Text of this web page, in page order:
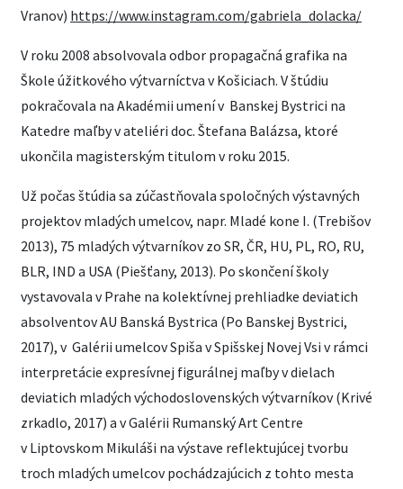
Vranov) https://www.instagram.com/gabriela_dolacka/
V roku 2008 absolvovala odbor propagačná grafika na
Škole úžitkového výtvarníctva v Košiciach. V štúdiu
pokračovala na Akadémii umení v Banskej Bystrici na
Katedre maľby v ateliéri doc. Štefana Balázsa, ktoré
ukončila magisterským titulom v roku 2015.
Už počas štúdia sa zúčastňovala spoločných výstavných
projektov mladých umelcov, napr. Mladé kone I. (Trebišov
2013), 75 mladých výtvarníkov zo SR, ČR, HU, PL, RO, RU,
BLR, IND a USA (Piešťany, 2013). Po skončení školy
vystavovala v Prahe na kolektívnej prehliadke deviatich
absolventov AU Banská Bystrica (Po Banskej Bystrici,
2017), v Galérii umelcov Spiša v Spišskej Novej Vsi v rámci
interpretácie expresívnej figurálnej maľby v dielach
deviatich mladých východoslovenských výtvarníkov (Krivé
zrkadlo, 2017) a v Galérii Rumanský Art Centre
v Liptovskom Mikuláši na výstave reflektujúcej tvorbu
troch mladých umelcov pochádzajúcich z tohto mesta